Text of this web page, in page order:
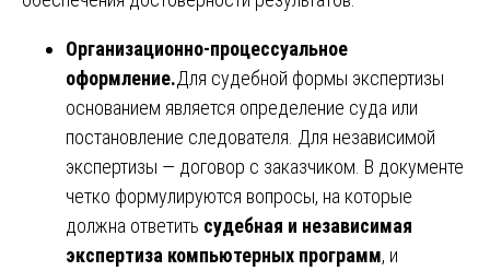
Организационно-процессуальное
оформление.Для судебной формы экспертизы
основанием является определение суда или
постановление следователя. Для независимой
экспертизы — договор с заказчиком. В документе
четко формулируются вопросы, на которые
должна ответить судебная и независимая
экспертиза компьютерных программ, и